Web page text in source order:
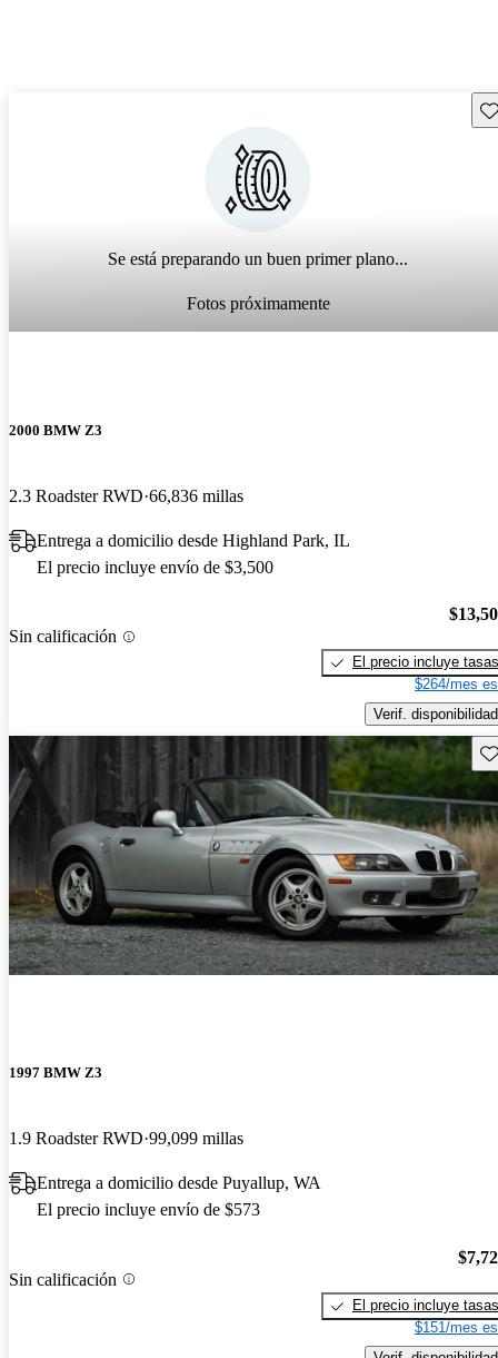
Se está preparando un buen primer plano...
Fotos próximamente
2000 BMW Z3
2.3 Roadster RWD 66,836 millas
Entrega a domicilio desde Highland Park, IL
El precio incluye envío de $3,500
Sin calificación
El precio incluye tasas
$264/mes
Verif. disponibilidad
1997 BMW Z3
1.9 Roadster RWD 99,099 millas
Entrega a domicilio desde Puyallup, WA
El precio incluye envío de $573
Sin calificación
El precio incluye tasas
$151/mes